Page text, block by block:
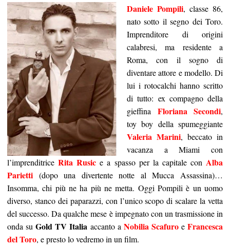
Daniele Pompili, classe 86,
nato sotto il segno dei Toro.
Imprenditore di origini
calabresi, ma residente a
Roma, con il sogno di
diventare attore e modello. Di
lui i rotocalchi hanno scritto
di tutto: ex compagno della
gieffina Floriana Secondi,
toy boy della spumeggiante
Valeria Marini, beccato in
vacanza a Miami con
l’imprenditriceRita Rusic e a spasso per la capitale conAlba
Parietti (dopo una divertente notte al Mucca Assassina)…
Insomma, chi più ne ha più ne metta. Oggi Pompili è un uomo
diverso, stanco dei paparazzi, con l’unico scopo di scalare la vetta
del successo. Da qualche mese è impegnato con un trasmissione in
onda suGold TV Italia accanto a Nobilia ScafuroeFrancesca
del Toro, e presto lo vedremo in un film.